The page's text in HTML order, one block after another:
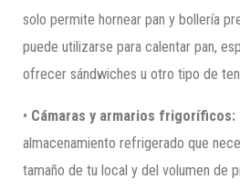
solo permite hornear pan y bollería
puede utilizarse para calentar pan,
ofrecer sándwiches u otro tipo de
• Cámaras y armarios frigoríficos:
almacenamiento refrigerado que
tamaño de tu local y del volumen de